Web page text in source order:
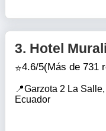
3. Hotel Murali
4.6/5(Más de 731
Garzota 2 La
Ecuador